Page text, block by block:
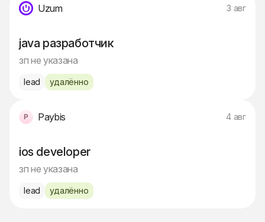
Uzum 3 авг
java разработчик
зп не указана
lead удалённо
Paybis 4 авг
ios developer
зп не указана
lead удалённо